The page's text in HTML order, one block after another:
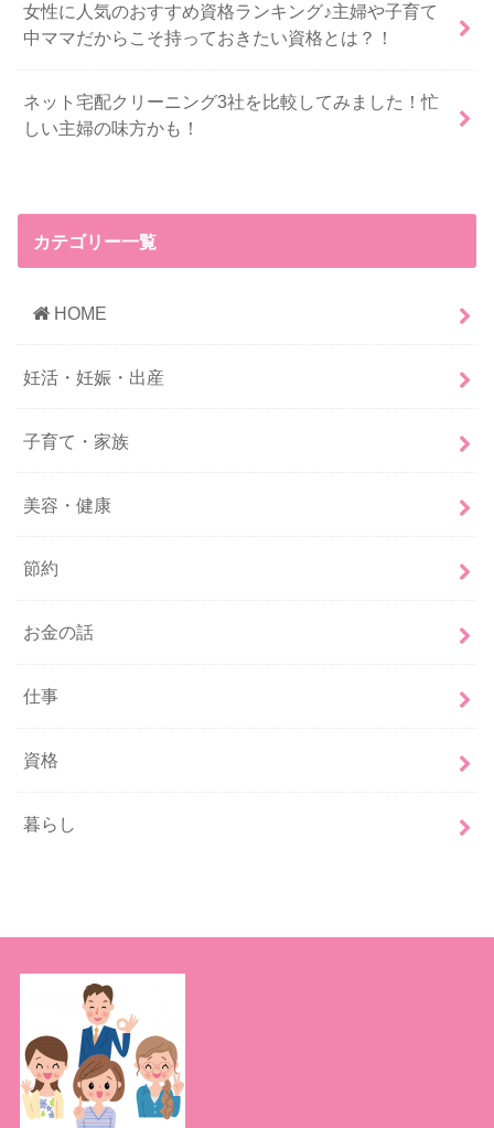
女性に人気のおすすめ資格ランキング♪主婦や子育て
中ママだからこそ持っておきたい資格とは？！
ネット宅配クリーニング3社を比較してみました！忙
しい主婦の味方かも！
カテゴリー一覧
HOME
妊活・妊娠・出産
子育て・家族
美容・健康
節約
お金の話
仕事
資格
暮らし